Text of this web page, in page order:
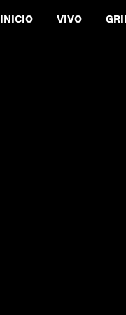
INICIO VIVO